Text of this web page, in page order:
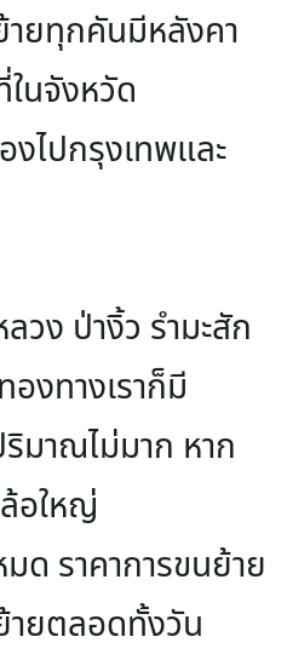
ยทุกคันมีหลังคา
นจังหวัด
ไปกรุงเทพและ
วง ป่างิ้ว รำมะสัก
งทางเราก็มี
ริมาณไม่มาก หาก
อใหญ่
ด ราคาการขนย้าย
ายตลอดทั้งวัน